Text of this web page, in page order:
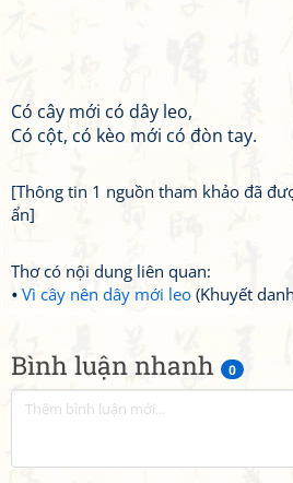
Bình luận nhanh 0
Có cây mới có dây leo,
Có cột, có kèo mới có đòn tay.
[Thông tin 1 nguồn tham khảo đã
ẩn]
Thơ có nội dung liên quan:
Vì cây nên dây mới leo (Khuyết